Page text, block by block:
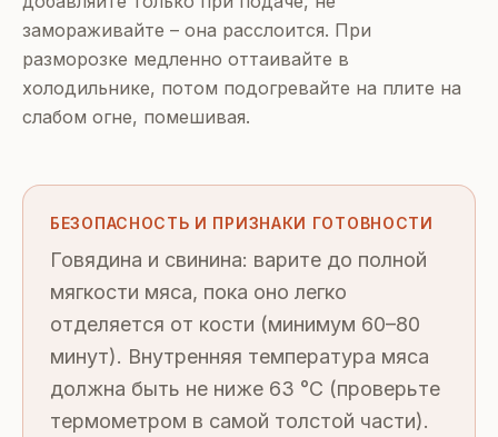
замораживайте – она расслоится. При
разморозке медленно оттаивайте в
холодильнике, потом подогревайте на плите на
слабом огне, помешивая.
БЕЗОПАСНОСТЬ И ПРИЗНАКИ ГОТОВНОСТИ
Говядина и свинина: варите до полной
мягкости мяса, пока оно легко
отделяется от кости (минимум 60–80
минут). Внутренняя температура мяса
должна быть не ниже 63 °C (проверьте
термометром в самой толстой части).